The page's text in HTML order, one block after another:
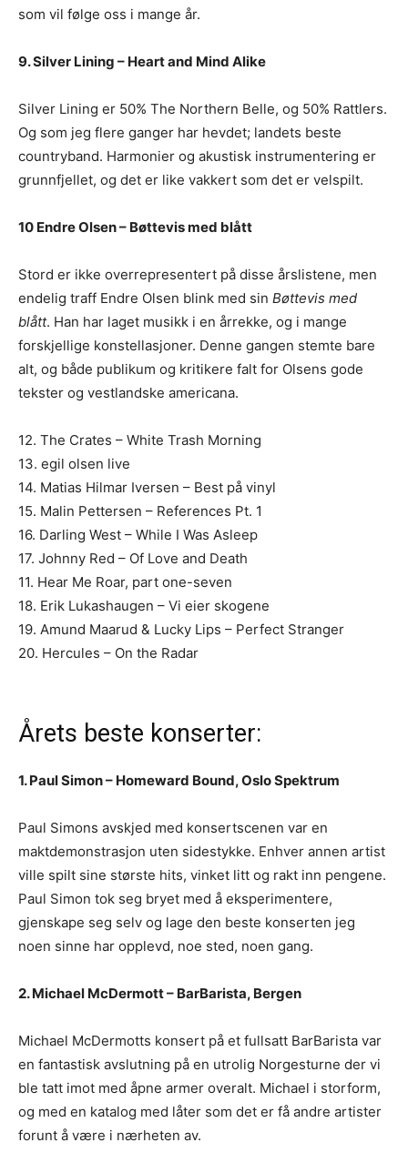
som vil følge oss i mange år.
9. Silver Lining – Heart and Mind Alike
Silver Lining er 50% The Northern Belle, og 50% Rattlers.
Og som jeg flere ganger har hevdet; landets beste
countryband. Harmonier og akustisk instrumentering er
grunnfjellet, og det er like vakkert som det er velspilt.
10 Endre Olsen – Bøttevis med blått
Stord er ikke overrepresentert på disse årslistene, men
endelig traff Endre Olsen blink med sin Bøttevis med
blått. Han har laget musikk i en årrekke, og i mange
forskjellige konstellasjoner. Denne gangen stemte bare
alt, og både publikum og kritikere falt for Olsens gode
tekster og vestlandske americana.
12. The Crates – White Trash Morning
13. egil olsen live
14. Matias Hilmar Iversen – Best på vinyl
15. Malin Pettersen – References Pt. 1
16. Darling West – While I Was Asleep
17. Johnny Red – Of Love and Death
11. Hear Me Roar, part one-seven
18. Erik Lukashaugen – Vi eier skogene
19. Amund Maarud & Lucky Lips – Perfect Stranger
20. Hercules – On the Radar
Årets beste konserter:
1. Paul Simon – Homeward Bound, Oslo Spektrum
Paul Simons avskjed med konsertscenen var en
maktdemonstrasjon uten sidestykke. Enhver annen artist
ville spilt sine største hits, vinket litt og rakt inn pengene.
Paul Simon tok seg bryet med å eksperimentere,
gjenskape seg selv og lage den beste konserten jeg
noen sinne har opplevd, noe sted, noen gang.
2. Michael McDermott – BarBarista, Bergen
Michael McDermotts konsert på et fullsatt BarBarista var
en fantastisk avslutning på en utrolig Norgesturne der vi
ble tatt imot med åpne armer overalt. Michael i storform,
og med en katalog med låter som det er få andre artister
forunt å være i nærheten av.